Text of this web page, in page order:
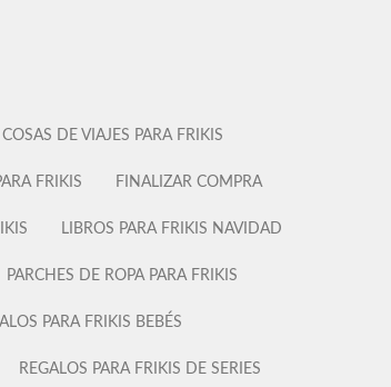
COSAS DE VIAJES PARA FRIKIS
FRIKIS FINALIZAR COMPRA
LIBROS PARA FRIKIS NAVIDAD
PARCHES DE ROPA PARA FRIKIS
PARA FRIKIS BEBÉS
REGALOS PARA FRIKIS DE SERIES